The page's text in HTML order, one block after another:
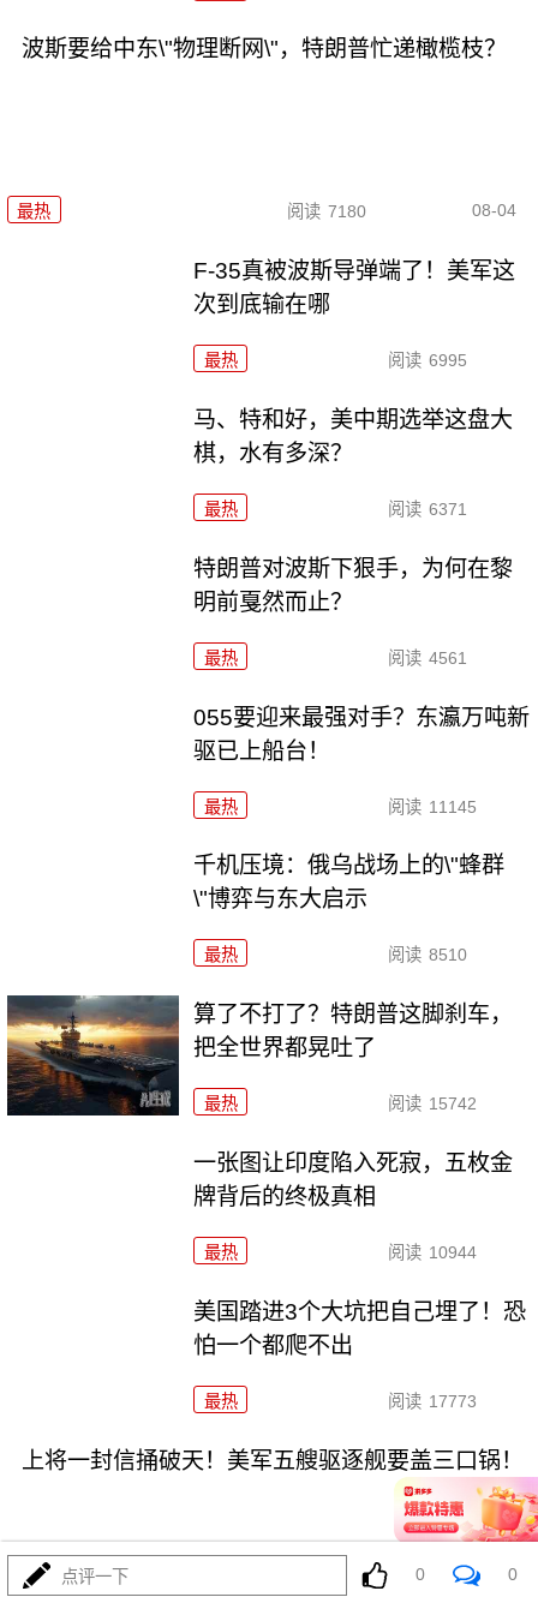
波斯要给中东\"物理断网\"，特朗普忙递橄榄枝？
最热 阅读 7180 08-04
F-35真被波斯导弹端了！美军这
次到底输在哪
最热 阅读 6995
马、特和好，美中期选举这盘大
棋，水有多深？
最热 阅读 6371
特朗普对波斯下狠手，为何在黎
明前戛然而止？
最热 阅读 4561
055要迎来最强对手？东瀛万吨新
驱已上船台！
最热 阅读 11145
千机压境：俄乌战场上的\"蜂群
\"博弈与东大启示
最热 阅读 8510
算了不打了？特朗普这脚刹车，
把全世界都晃吐了
最热 阅读 15742
一张图让印度陷入死寂，五枚金
牌背后的终极真相
最热 阅读 10944
美国踏进3个大坑把自己埋了！恐
怕一个都爬不出
最热 阅读 17773
上将一封信捅破天！美军五艘驱逐舰要盖三口锅！
点评一下 0 0